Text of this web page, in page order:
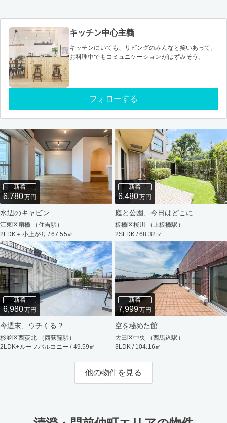
キッチン中心主義
キッチンにいても、リビングのみんなと笑いあって。
お料理中でもコミュニケーションがはずみそう。
フォローする
新着
6,780万円
水辺のキャビン
江東区扇橋 （住吉駅）
2LDK＋小上がり / 67.55㎡
新着
6,480万円
庭と公園、今日はどこに
板橋区桜川 （上板橋駅）
2SLDK / 68.32㎡
新着
6,980万円
今週末、ウチくる？
杉並区西荻北 （西荻窪駅）
2LDK+ルーフバルコニー / 49.59㎡
新着
7,999万円
空を秘めた館
大田区中央 （西馬込駅）
3LDK / 104.16㎡
他の物件を見る